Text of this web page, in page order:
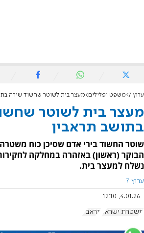
ערוץ 7 משפט ופלילים מעצר בית לשוטר שחשוד שירה
מעצר בית לשוטר
בתושב תראבין
שוטר החשוד בירי אדם שסיכן כוח
הבוקר (ראשון) באזהרה במחלקה
נשלח למעצר בית.
ערוץ 7
4.01.26, 12:10
משטרת ישראל תראבין